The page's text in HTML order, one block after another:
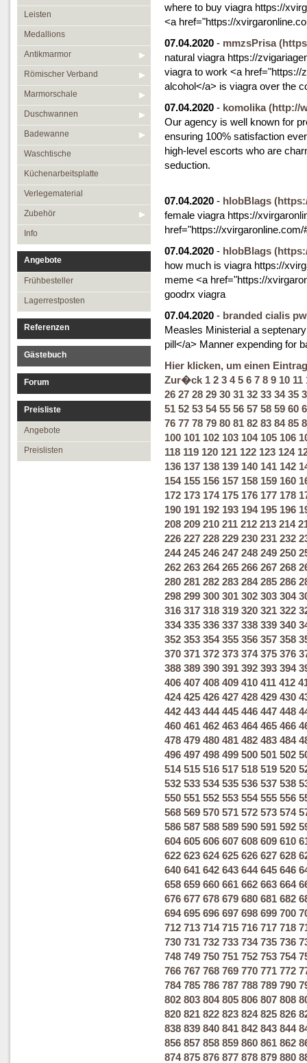
Leisten
Medallions
Antikmarmor
Römischer Verband
Marmorschale
Duschwannen
Badewanne
Waschtische
Küchenarbeitsplatte
Verlegematerial
Zubehör
Info
Angebote
Frühbesteller
Lagerrestposten
Referenzen
Gästebuch
Forum
Preisliste
Angebote
Preislisten
where to buy viagra https://
<a href="https://
07.04.2020 - mmzsPrisa
natural viagra https://
viagra to work <a href="https://
alcohol</a> is viagra over the
07.04.2020 - komolika (http://
Our agency is well known for
ensuring 100% satisfaction
high-level escorts who are
seduction.
07.04.2020 - hlobBlags
female viagra https://
href="https://
07.04.2020 - hlobBlags
how much is viagra https://
meme <a href="https://
goodrx viagra
07.04.2020 - branded cialis pw
Measles Ministerial a
pill</a> Manner expending for
Hier klicken, um einen
Zur�ck 1 2 3 4 5 6 7 8 9 10 11
26 27 28 29 30 31 32 33 34 35
51 52 53 54 55 56 57 58 59 60
76 77 78 79 80 81 82 83 84 85
100 101 102 103 104 105 106
118 119 120 121 122 123 124
136 137 138 139 140 141 142
154 155 156 157 158 159 160
172 173 174 175 176 177 178
190 191 192 193 194 195 196
208 209 210 211 212 213 214
226 227 228 229 230 231 232
244 245 246 247 248 249 250
262 263 264 265 266 267 268
280 281 282 283 284 285 286
298 299 300 301 302 303 304
316 317 318 319 320 321 322
334 335 336 337 338 339 340
352 353 354 355 356 357 358
370 371 372 373 374 375 376
388 389 390 391 392 393 394
406 407 408 409 410 411 412
424 425 426 427 428 429 430
442 443 444 445 446 447 448
460 461 462 463 464 465 466
478 479 480 481 482 483 484
496 497 498 499 500 501 502
514 515 516 517 518 519 520
532 533 534 535 536 537 538
550 551 552 553 554 555 556
568 569 570 571 572 573 574
586 587 588 589 590 591 592
604 605 606 607 608 609 610
622 623 624 625 626 627 628
640 641 642 643 644 645 646
658 659 660 661 662 663 664
676 677 678 679 680 681 682
694 695 696 697 698 699 700
712 713 714 715 716 717 718
730 731 732 733 734 735 736
748 749 750 751 752 753 754
766 767 768 769 770 771 772
784 785 786 787 788 789 790
802 803 804 805 806 807 808
820 821 822 823 824 825 826
838 839 840 841 842 843 844
856 857 858 859 860 861 862
874 875 876 877 878 879 880